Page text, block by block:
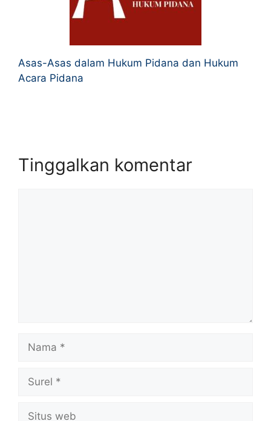
Asas-Asas dalam Hukum Pidana dan Hukum
Acara Pidana
Tinggalkan komentar
Nama
Surel
Situs